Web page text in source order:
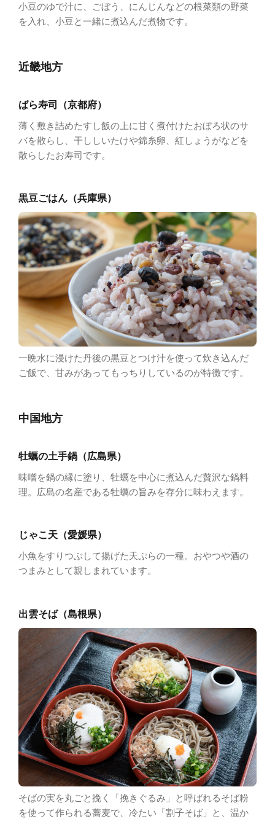
小豆のゆで汁に、ごぼう、にんじんなどの根菜類の野菜
を入れ、小豆と一緒に煮込んだ煮物です。
近畿地方
ばら寿司（京都府）
薄く敷き詰めたすし飯の上に甘く煮付けたおぼろ状のサ
バを散らし、干ししいたけや錦糸卵、紅しょうがなどを
散らしたお寿司です。
黒豆ごはん（兵庫県）
一晩水に浸けた丹後の黒豆とつけ汁を使って炊き込んだ
ご飯で、甘みがあってもっちりしているのが特徴です。
中国地方
牡蠣の土手鍋（広島県）
味噌を鍋の縁に塗り、牡蠣を中心に煮込んだ贅沢な鍋料
理。広島の名産である牡蠣の旨みを存分に味わえます。
じゃこ天（愛媛県）
小魚をすりつぶして揚げた天ぷらの一種。おやつや酒の
つまみとして親しまれています。
出雲そば（島根県）
そばの実を丸ごと挽く「挽きぐるみ」と呼ばれるそば粉
を使って作られる蕎麦で、冷たい「割子そば」と、温か